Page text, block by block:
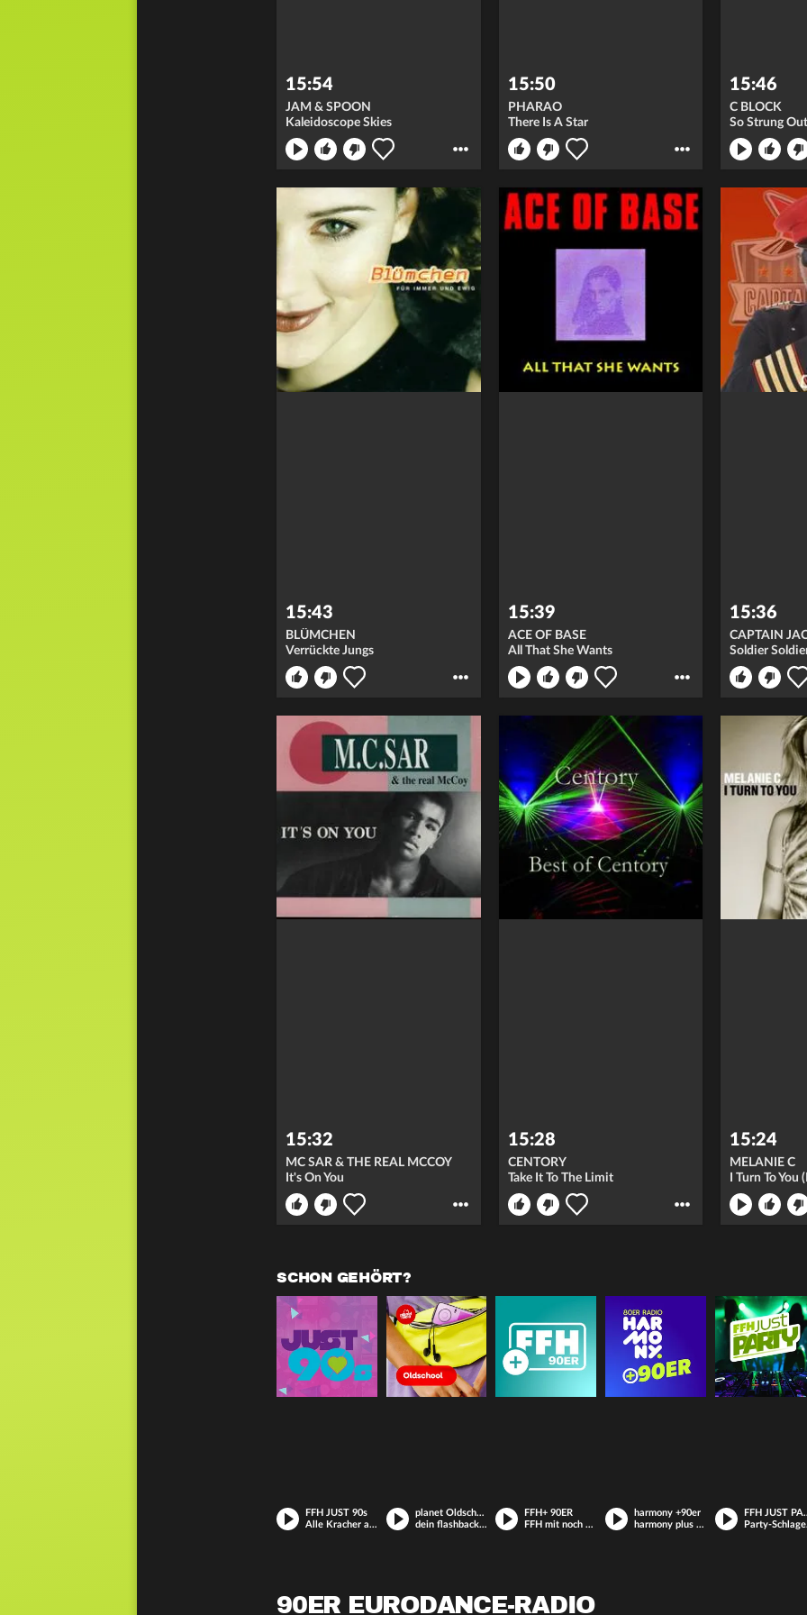
15:54
JAM & SPOON
Kaleidoscope Skies
15:50
PHARAO
There Is A Star
15:46
C BLOCK
So Strung
15:43
BLÜMCHEN
Verrückte Jungs
15:39
ACE OF BASE
All That She Wants
15:36
CAPTAIN
Soldier
15:32
MC SAR & THE REAL MCCOY
It's On You
15:28
CENTORY
Take It To The Limit
15:24
MELANIE C
SCHON GEHÖRT?
FFH JUST 90s
Alle Kracher aus den 90ern
planet Oldschool
dein flashback in die coolen sounds der 90er und 2000er
FFH+ 90ER
FFH mit noch mehr Hits aus den 90ern
harmony +90er
harmony plus 90er
FFH
Party-
90ER EURODANCE-RADIO